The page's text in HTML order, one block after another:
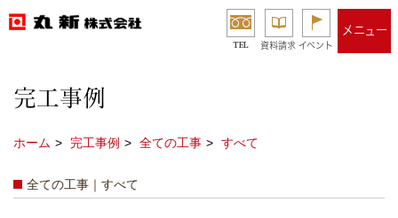
TEL 資料請求 イベント
メニュー
完工事例
ホーム 完工事例 全ての工事 すべて
全ての工事｜すべて